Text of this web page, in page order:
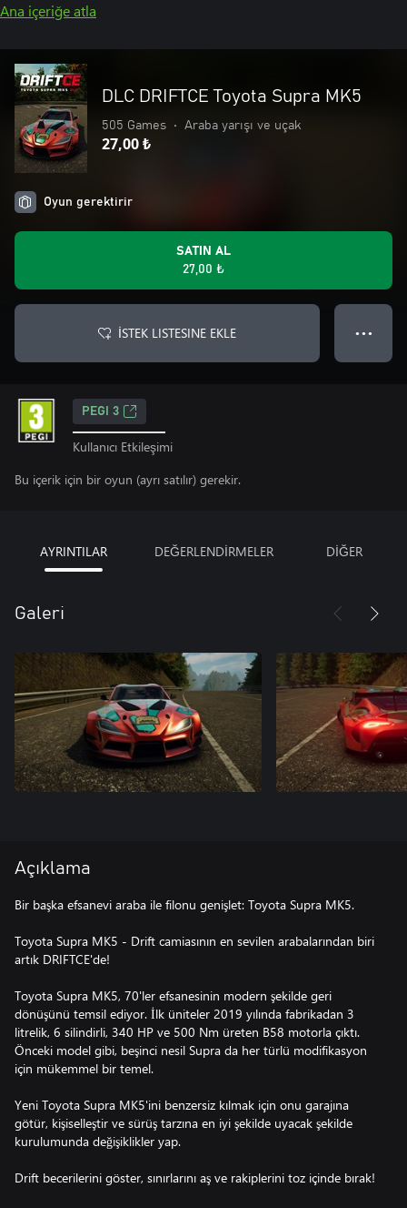
Ana içeriğe atla
DLC DRIFTCE Toyota Supra MK5
505 Games • Araba yarışı ve uçak
27,00 ₺
Oyun gerektirir
SATIN AL
27,00 ₺
İSTEK LISTESINE EKLE ● ● ●
PEGI 3
Kullanıcı Etkileşimi
Bu içerik için bir oyun (ayrı satılır) gerekir.
AYRINTILAR DEĞERLENDİRMELER DİĞER
Galeri
Açıklama
Bir başka efsanevi araba ile filonu genişlet: Toyota Supra MK5.
Toyota Supra MK5 - Drift camiasının en sevilen arabalarından biri
artık DRIFTCE'de!
Toyota Supra MK5, 70'ler efsanesinin modern şekilde geri
dönüşünü temsil ediyor. İlk üniteler 2019 yılında fabrikadan 3
litrelik, 6 silindirli, 340 HP ve 500 Nm üreten B58 motorla çıktı.
Önceki model gibi, beşinci nesil Supra da her türlü modifikasyon
için mükemmel bir temel.
Yeni Toyota Supra MK5'ini benzersiz kılmak için onu garajına
götür, kişiselleştir ve sürüş tarzına en iyi şekilde uyacak şekilde
kurulumunda değişiklikler yap.
Drift becerilerini göster, sınırlarını aş ve rakiplerini toz içinde bırak!